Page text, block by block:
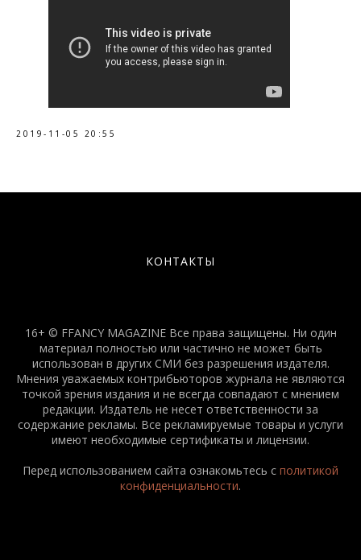
2019-11-05 20:55
КОНТАКТЫ
16+ © FFANCY MAGAZINE Все права защищены. Ни один
материал полностью или частично не может быть
использован в других СМИ без разрешения издателя.
Мнения уважаемых контрибьюторов журнала не являются
точкой зрения издания и не всегда совпадают с мнением
редакции. Издатель не несет ответственности за
содержание рекламы. Все рекламируемые товары и услуги
имеют необходимые сертификаты и лицензии.
Перед использованием сайта ознакомьтесь с политикой
конфиденциальности.